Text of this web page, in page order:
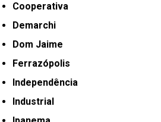
Cooperativa
Demarchi
Dom Jaime
Ferrazópolis
Independência
Industrial